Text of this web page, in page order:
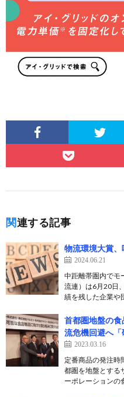
関連する記事
物流環境大賞
2024.06.21
中距離帯圏内でモ
流連）は6月20日
績を残した企業や
首都圏地盤の
流危機回避へ
2023.03.16
定番商品の発注時
都圏を地盤とする
ーポレーション